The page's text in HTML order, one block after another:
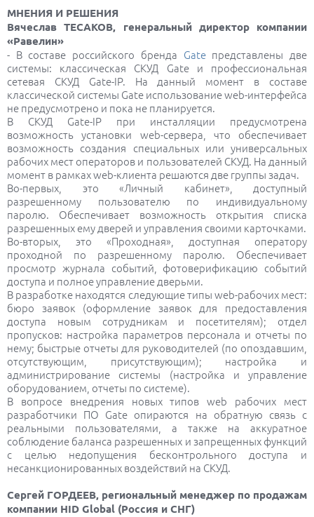
МНЕНИЯ И РЕШЕНИЯ
Вячеслав ТЕСАКОВ, генеральный директор компании
«Равелин»
- В составе российского бренда Gateпредставлены две
системы: классическая СКУД Gate и профессиональная
сетевая СКУД Gate-IP. На данный момент в составе
классической системы Gate использование web-интерфейса
не предусмотрено и пока не планируется.
В СКУД Gate-IP при инсталляции предусмотрена
возможность установки web-сервера, что обеспечивает
возможность создания специальных или универсальных
рабочих мест операторов и пользователей СКУД. На данный
момент в рамках web-клиента решаются две группы задач.
Во-первых, это «Личный кабинет», доступный
разрешенному пользователю по индивидуальному
паролю. Обеспечивает возможность открытия списка
разрешенных ему дверей и управления своими карточками.
Во-вторых, это «Проходная», доступная оператору
проходной по разрешенному паролю. Обеспечивает
просмотр журнала событий, фотоверификацию событий
доступа и полное управление дверьми.
В разработке находятся следующие типы web-рабочих мест:
бюро заявок (оформление заявок для предоставления
доступа новым сотрудникам и посетителям); отдел
пропусков: настройка параметров персонала и отчеты по
нему; быстрые отчеты для руководителей (по опоздавшим,
отсутствующим, присутствующим); настройка и
администрирование системы (настройка и управление
оборудованием, отчеты по системе).
В вопросе внедрения новых типов web рабочих мест
разработчики ПО Gate опираются на обратную связь с
реальными пользователями, а также на аккуратное
соблюдение баланса разрешенных и запрещенных функций
с целью недопущения бесконтрольного доступа и
несанкционированных воздействий на СКУД.
Сергей ГОРДЕЕВ, региональный менеджер по продажам
компании HID Global (Россия и СНГ)